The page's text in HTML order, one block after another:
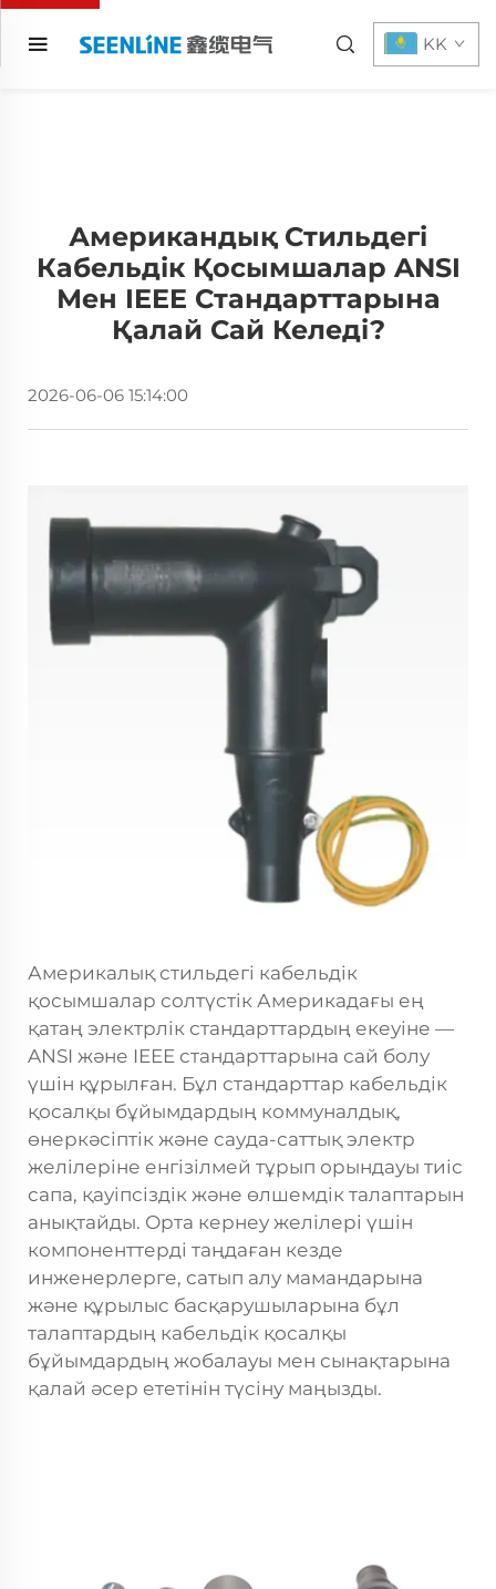
KK
Американдық Стильдегі
Кабельдік Қосымшалар ANSI
Мен IEEE Стандарттарына
Қалай Сай Келеді?
2026-06-06 15:14:00
Америкалық стильдегі кабельдік
қосымшалар солтүстік Америкадағы ең
қатаң электрлік стандарттардың екеуіне —
ANSI және IEEE стандарттарына сай болу
үшін құрылған. Бұл стандарттар кабельдік
қосалқы бұйымдардың коммуналдық,
өнеркәсіптік және сауда-саттық электр
желілеріне енгізілмей тұрып орындауы тиіс
сапа, қауіпсіздік және өлшемдік талаптарын
анықтайды. Орта кернеу желілері үшін
компоненттерді таңдаған кезде
инженерлерге, сатып алу мамандарына
және құрылыс басқарушыларына бұл
талаптардың кабельдік қосалқы
бұйымдардың жобалауы мен сынақтарына
қалай әсер ететінін түсіну маңызды.